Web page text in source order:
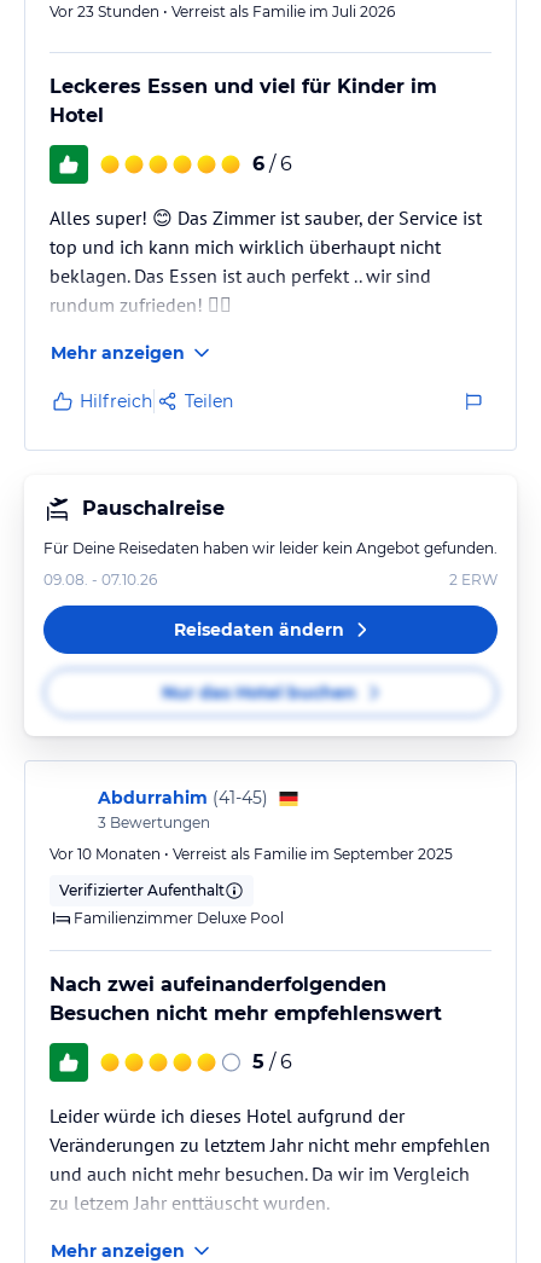
Vor 23 Stunden • Verreist als Familie im Juli 2026
Leckeres Essen und viel für Kinder im
Hotel
6 / 6
Alles super! 😊 Das Zimmer ist sauber, der Service ist
top und ich kann mich wirklich überhaupt nicht
beklagen. Das Essen ist auch perfekt .. wir sind
rundum zufrieden! 👌🏽
Mehr anzeigen
Hilfreich Teilen
Pauschalreise
Für Deine Reisedaten haben wir leider kein Angebot gefunden.
09.08. - 07.10.26
2 ERW
Reisedaten ändern
Nur das Hotel buchen
Abdurrahim (41-45)
3 Bewertungen
Vor 10 Monaten • Verreist als Familie im September 2025
Verifizierter Aufenthalt
Familienzimmer Deluxe Pool
Nach zwei aufeinanderfolgenden
Besuchen nicht mehr empfehlenswert
5 / 6
Leider würde ich dieses Hotel aufgrund der
Veränderungen zu letztem Jahr nicht mehr empfehlen
und auch nicht mehr besuchen. Da wir im Vergleich
zu letzem Jahr enttäuscht wurden.
Mehr anzeigen